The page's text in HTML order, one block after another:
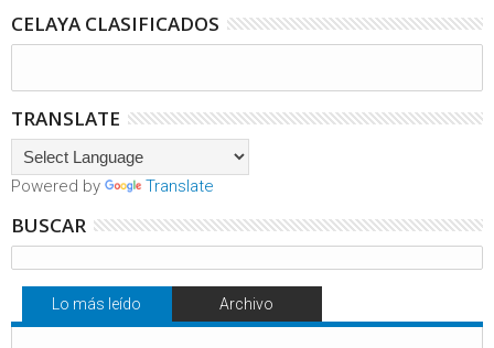
CELAYA CLASIFICADOS
TRANSLATE
Powered by Translate
BUSCAR
Lo más leído Archivo